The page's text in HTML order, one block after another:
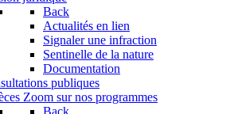
Back
Actualités en lien
Signaler une infraction
Sentinelle de la nature
Documentation
publiques
Zoom sur nos programmes